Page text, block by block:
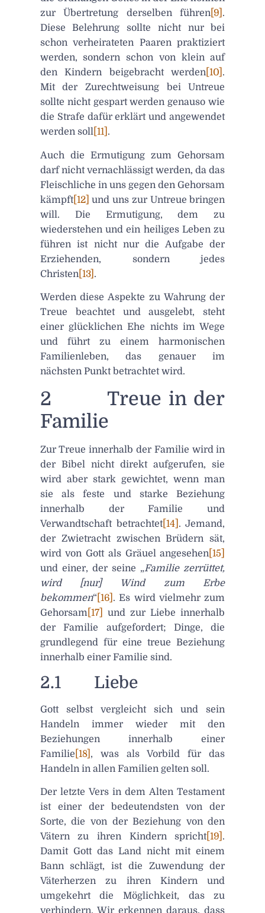
zur Übertretung derselben führen [9] .
Diese Belehrung sollte nicht nur bei
schon verheirateten Paaren praktiziert
werden, sondern schon von klein auf
den Kindern beigebracht werden [10] .
Mit der Zurechtweisung bei Untreue
sollte nicht gespart werden genauso wie
die Strafe dafür erklärt und angewendet
werden soll[11] .
Auch die Ermutigung zum Gehorsam
darf nicht vernachlässigt werden, da das
Fleischliche in uns gegen den Gehorsam
kämpft[12] und uns zur Untreue bringen
will. Die Ermutigung, dem zu
wiederstehen und ein heiliges Leben zu
führen ist nicht nur die Aufgabe der
Erziehenden, sondern jedes
Christen[13] .
Werden diese Aspekte zu Wahrung der
Treue beachtet und ausgelebt, steht
einer glücklichen Ehe nichts im Wege
und führt zu einem harmonischen
Familienleben, das genauer im
nächsten Punkt betrachtet wird.
2 Treue in der
Familie
Zur Treue innerhalb der Familie wird in
der Bibel nicht direkt aufgerufen, sie
wird aber stark gewichtet, wenn man
sie als feste und starke Beziehung
innerhalb der Familie und
Verwandtschaft betrachtet[14] . Jemand,
der Zwietracht zwischen Brüdern sät,
wird von Gott als Gräuel angesehen [15]
und einer, der seine „Familie zerrüttet,
wird [nur] Wind zum Erbe
bekommen“ [16] . Es wird vielmehr zum
Gehorsam [17]
und zur Liebe innerhalb
der Familie aufgefordert; Dinge, die
grundlegend für eine treue Beziehung
innerhalb einer Familie sind.
2.1 Liebe
Gott selbst vergleicht sich und sein
Handeln immer wieder mit den
Beziehungen innerhalb einer
Familie [18] , was als Vorbild für das
Handeln in allen Familien gelten soll.
Der letzte Vers in dem Alten Testament
ist einer der bedeutendsten von der
Sorte, die von der Beziehung von den
Vätern zu ihren Kindern spricht[19] .
Damit Gott das Land nicht mit einem
Bann schlägt, ist die Zuwendung der
Väterherzen zu ihren Kindern und
umgekehrt die Möglichkeit, das zu
verhindern. Wir erkennen daraus, dass